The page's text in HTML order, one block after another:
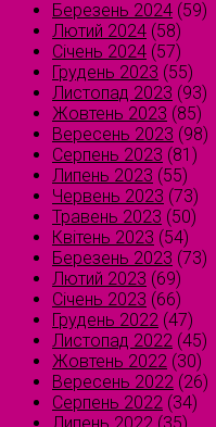
Березень 2024 (59)
Лютий 2024 (58)
Січень 2024 (57)
Грудень 2023 (55)
Листопад 2023 (93)
Жовтень 2023 (85)
Вересень 2023 (98)
Серпень 2023 (81)
Липень 2023 (55)
Червень 2023 (73)
Травень 2023 (50)
Квітень 2023 (54)
Березень 2023 (73)
Лютий 2023 (69)
Січень 2023 (66)
Грудень 2022 (47)
Листопад 2022 (45)
Жовтень 2022 (30)
Вересень 2022 (26)
Серпень 2022 (34)